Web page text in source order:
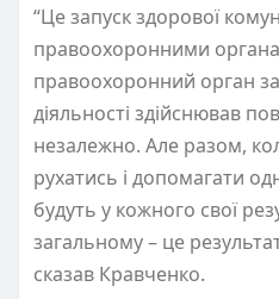
“Це запуск здорової
правоохоронними
правоохоронний орган
діяльності здійснював
незалежно. Але разом,
рухатись і допомагати
будуть у кожного свої
загальному – це
сказав Кравченко.